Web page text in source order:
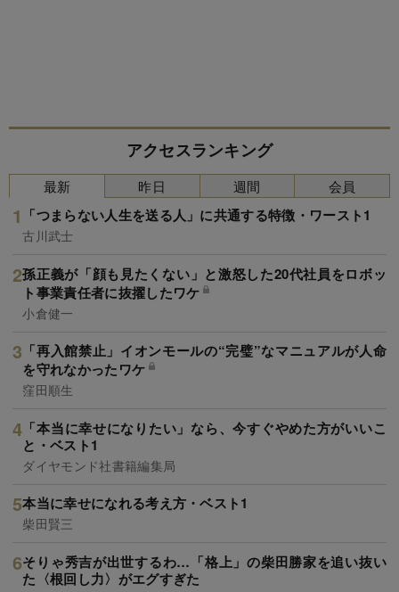
アクセスランキング
最新
「つまらない人生を送る人」に共通する特徴・ワースト1
古川武士
孫正義が「顔も見たくない」と激怒した20代社員をロボッ
ト事業責任者に抜擢したワケ
小倉健一
「再入館禁止」イオンモールの“完璧”なマニュアルが人命
を守れなかったワケ
窪田順生
「本当に幸せになりたい」なら、今すぐやめた方がいいこ
と・ベスト1
ダイヤモンド社書籍編集局
本当に幸せになれる考え方・ベスト1
柴田賢三
そりゃ秀吉が出世するわ…「格上」の柴田勝家を追い抜い
た〈根回し力〉がエグすぎた
昨日 週間 会員